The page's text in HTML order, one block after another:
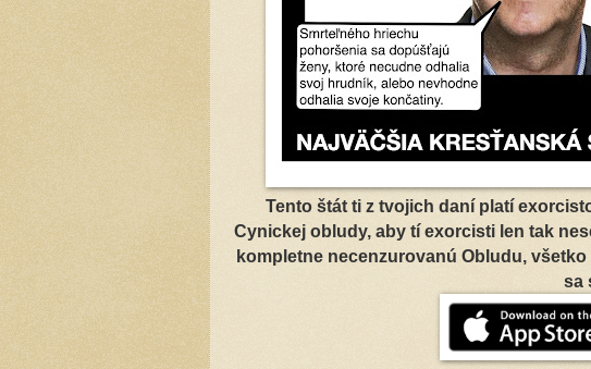
Tento štát ti z tvojich daní platí
Cynickej obludy, aby tí exorcisti len tak
kompletne necenzurovanú Obludu,
sa